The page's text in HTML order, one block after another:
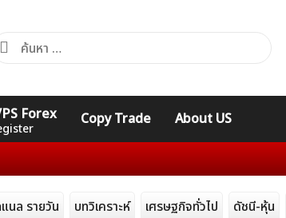
า
สำหรับ:
Forex Copy Trade About US
คอร์ส
Expert Indicators
นล รายวัน บทวิเคราะห์ เศรษฐกิจทั่วไป ดัชนี-หุ้น